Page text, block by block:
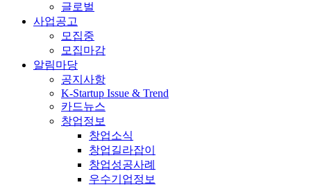
글로벌
사업공고
모집중
모집마감
알림마당
공지사항
K-Startup Issue & Trend
카드뉴스
창업정보
창업소식
창업길라잡이
창업성공사례
우수기업정보